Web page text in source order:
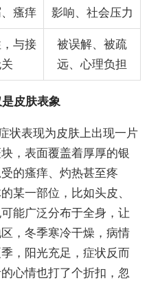
瘙痒
影响、社会压力
与接
被误解、被疏
远、心理负担
皮肤表象
状表现为皮肤上出现一片
，表面覆盖着厚厚的银
的瘙痒、灼热甚至疼
某一部位，比如头皮、
能广泛分布于全身，让
，冬季寒冷干燥，病情
，阳光充足，症状反而
心情也打了个折扣，忽